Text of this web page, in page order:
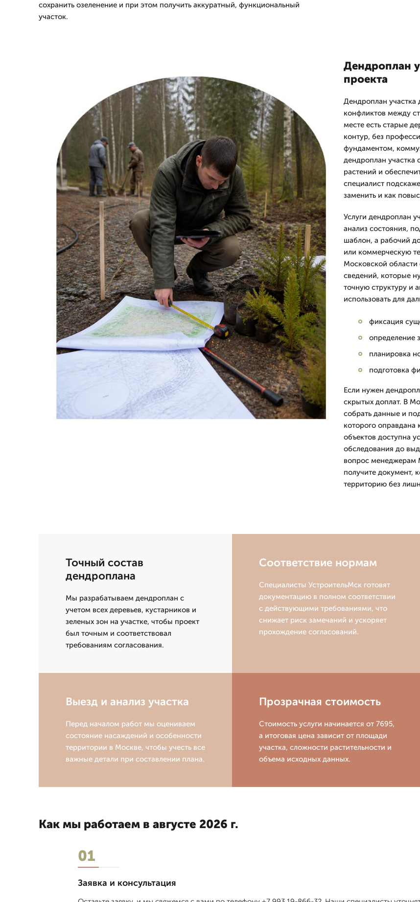
сохранить озеленение и при этом получить аккуратный, функциональный
участок.
Дендроплан
проекта
Дендроплан участка
конфликтов между
месте есть старые
контур, без
фундаментом,
дендроплан участка
растений и
специалист
заменить и как
Услуги дендроплан
анализ состояния,
шаблон, а рабочий
или коммерческую
Московской области
сведений, которые
точную структуру и
использовать для
фиксация
определение
планировка
подготовка
Если нужен
скрытых доплат. В
собрать данные и
которого оправдана
объектов доступна
обследования до
вопрос менеджерам
получите документ,
территорию без
Точный состав
дендроплана
Мы разрабатываем дендроплан с
учетом всех деревьев, кустарников и
зеленых зон на участке, чтобы проект
был точным и соответствовал
требованиям согласования.
Соответствие нормам
Специалисты УстроительМск готовят
документацию в полном соответствии
с действующими требованиями, что
снижает риск замечаний и ускоряет
прохождение согласований.
Выезд и анализ участка
Перед началом работ мы оцениваем
состояние насаждений и особенности
территории в Москве, чтобы учесть все
важные детали при составлении плана.
Прозрачная стоимость
Стоимость услуги начинается от 7695,
а итоговая цена зависит от площади
участка, сложности растительности и
объема исходных данных.
Как мы работаем в августе 2026 г.
01
Заявка и консультация